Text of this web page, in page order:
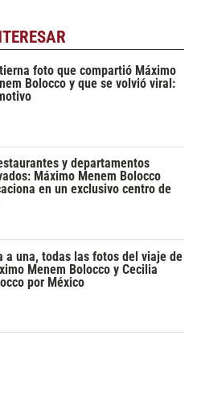
foto que compartió Máximo
Bolocco y que se volvió viral:
y departamentos
Máximo Menem Bolocco
en un exclusivo centro de
a una, todas las fotos del viaje de
Menem Bolocco y Cecilia
por México